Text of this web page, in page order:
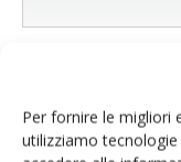
Per fornire le migliori
utilizziamo